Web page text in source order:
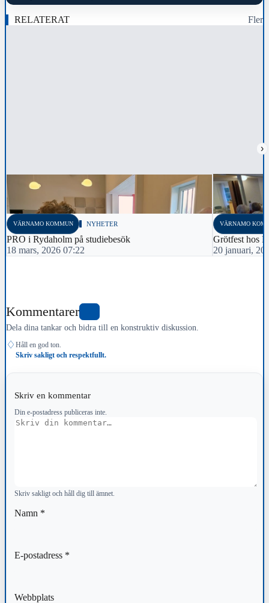
RELATERAT Fler
›
VÄRNAMO KOMMUN NYHETER
PRO i Rydaholm på studiebesök
18 mars, 2026 07:22
VÄRNAMO
Grötfest hos
20 januari,
Kommentarer
Dela dina tankar och bidra till en konstruktiv diskussion.
♢ Håll en god ton.
Skriv sakligt och respektfullt.
Skriv en kommentar
Din e-postadress publiceras inte.
Kommentar
Skriv sakligt och håll dig till ämnet.
Namn *
E-postadress *
Webbplats